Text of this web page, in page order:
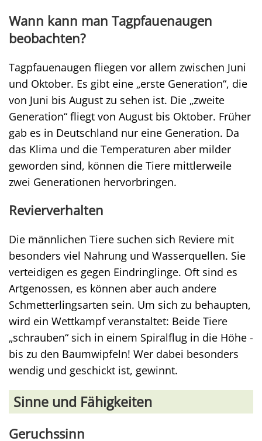
Wann kann man Tagpfauenaugen
beobachten?
Tagpfauenaugen fliegen vor allem zwischen Juni
und Oktober. Es gibt eine „erste Generation“, die
von Juni bis August zu sehen ist. Die „zweite
Generation“ fliegt von August bis Oktober. Früher
gab es in Deutschland nur eine Generation. Da
das Klima und die Temperaturen aber milder
geworden sind, können die Tiere mittlerweile
zwei Generationen hervorbringen.
Revierverhalten
Die männlichen Tiere suchen sich Reviere mit
besonders viel Nahrung und Wasserquellen. Sie
verteidigen es gegen Eindringlinge. Oft sind es
Artgenossen, es können aber auch andere
Schmetterlingsarten sein. Um sich zu behaupten,
wird ein Wettkampf veranstaltet: Beide Tiere
„schrauben“ sich in einem Spiralflug in die Höhe -
bis zu den Baumwipfeln! Wer dabei besonders
wendig und geschickt ist, gewinnt.
Sinne und Fähigkeiten
Geruchssinn